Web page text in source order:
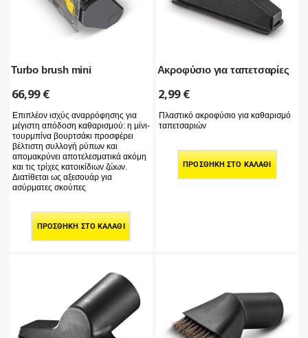
Turbo brush mini
66,99€
Επιπλέον ισχύς αναρρόφησης για
μέγιστη απόδοση καθαρισμού: η μίνι-
τουρμπίνα βουρτσάκι προσφέρει
βέλτιστη συλλογή ρύπων και
απομακρύνει αποτελεσματικά ακόμη
και τις τρίχες κατοικίδιων ζώων.
Διατίθεται ως αξεσουάρ για
ασύρματες σκούπες
ΠΡΟΣΘΉΚΗ ΣΤΟ ΚΑΛΆΘΙ
Ακροφύσιο για ταπετσαρίες
2,99€
Πλαστικό ακροφύσιο για καθαρισμό
ταπετσαριών
ΠΡΟΣΘΉΚΗ ΣΤΟ ΚΑΛΆΘΙ